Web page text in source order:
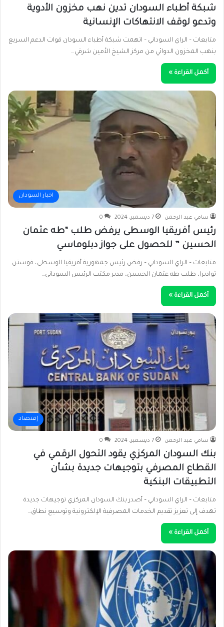
شبكة أطباء السودان تدين نهب مخزون الأدوية
وتدعو لوقف الانتهاكات الإنسانية
متابعات – الراي السوداني – اتهمت شبكة أطباء السودان قوات الدعم السريع
بنهب المخزون الدوائي من مركز الشيخ الأمين شرقي…
أكمل القراءة »
اخبار السودان
سامي عبد الرحمن 7 ديسمبر، 2024 0
رئيس أفريقيا الوسطى يرفض طلب “طه عثمان
الحسين ” للحصول على جواز دبلوماسي
متابعات – الراي السوداني – رفض رئيس جمهورية أفريقيا الوسطى، فوستن
تواديرا، طلب طه عثمان الحسين، مدير مكتب الرئيس السوداني…
أكمل القراءة »
إقتصاد
سامي عبد الرحمن 7 ديسمبر، 2024 0
بنك السودان المركزي يقود التحول الرقمي في
القطاع المصرفي بتوجيهات جديدة بشأن
التطبيقات البنكية
متابعات – الراي السوداني – أصدر بنك السودان المركزي توجيهات جديدة
تهدف إلى تعزيز تقديم الخدمات المصرفية الإلكترونية وتوسيع نطاق…
أكمل القراءة »